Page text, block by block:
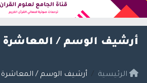
أرشيف الوسم / المعاشرة
الرئيسية أرشيف الوسم / المعاشرة